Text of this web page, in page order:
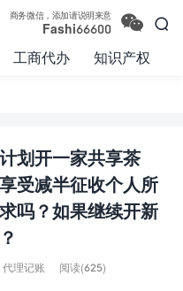

商务微信，添加请说明来意
Fashi66600 
工商代办 知识产权
划开一家共享茶
受减半征收个人所
吗？如果继续开新
代理记账 阅读(625)